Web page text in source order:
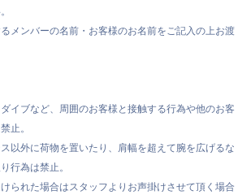
メンバーの名前・お客様のお名前をご記入の上お渡
イブなど、周囲のお客様と接触する行為や他のお客
止。
以外に荷物を置いたり、肩幅を超えて腕を広げるな
行為は禁止。
られた場合はスタッフよりお声掛けさせて頂く場合